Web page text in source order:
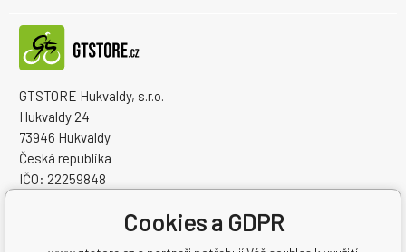
GTSTORE Hukvaldy, s.r.o.
Hukvaldy 24
73946 Hukvaldy
Česká republika
IČO: 22259848
Cookies a GDPR